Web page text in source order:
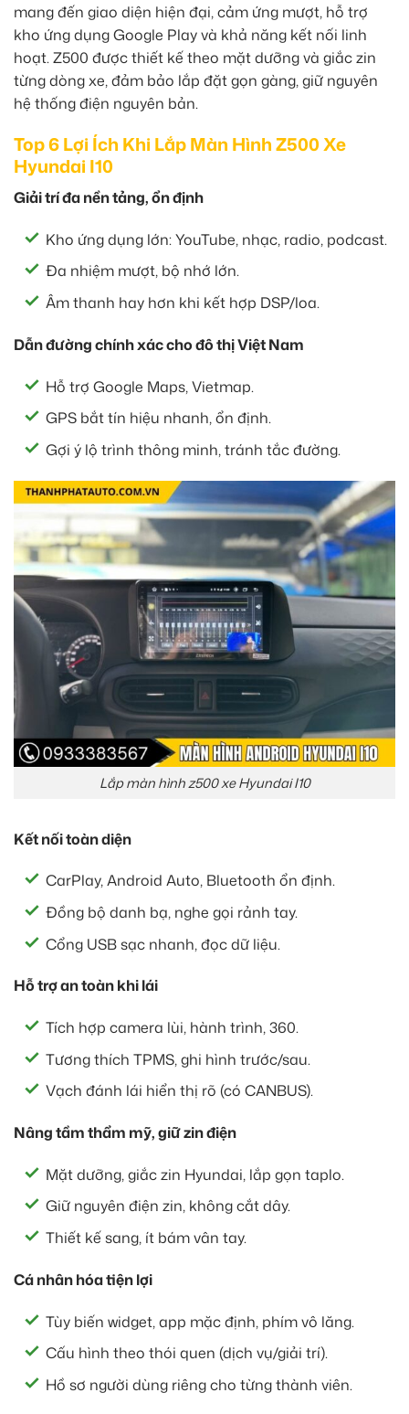
mang đến giao diện hiện đại, cảm ứng mượt, hỗ trợ
kho ứng dụng Google Play và khả năng kết nối linh
hoạt. Z500 được thiết kế theo mặt dưỡng và giắc zin
từng dòng xe, đảm bảo lắp đặt gọn gàng, giữ nguyên
hệ thống điện nguyên bản.
Top 6 Lợi Ích Khi Lắp Màn Hình Z500 Xe
Hyundai I10
Giải trí đa nền tảng, ổn định
Kho ứng dụng lớn: YouTube, nhạc, radio, podcast.
Đa nhiệm mượt, bộ nhớ lớn.
Âm thanh hay hơn khi kết hợp DSP/loa.
Dẫn đường chính xác cho đô thị Việt Nam
Hỗ trợ Google Maps, Vietmap.
GPS bắt tín hiệu nhanh, ổn định.
Gợi ý lộ trình thông minh, tránh tắc đường.
Lắp màn hình z500 xe Hyundai I10
Kết nối toàn diện
CarPlay, Android Auto, Bluetooth ổn định.
Đồng bộ danh bạ, nghe gọi rảnh tay.
Cổng USB sạc nhanh, đọc dữ liệu.
Hỗ trợ an toàn khi lái
Tích hợp camera lùi, hành trình, 360.
Tương thích TPMS, ghi hình trước/sau.
Vạch đánh lái hiển thị rõ (có CANBUS).
Nâng tầm thẩm mỹ, giữ zin điện
Mặt dưỡng, giắc zin Hyundai, lắp gọn taplo.
Giữ nguyên điện zin, không cắt dây.
Thiết kế sang, ít bám vân tay.
Cá nhân hóa tiện lợi
Tùy biến widget, app mặc định, phím vô lăng.
Cấu hình theo thói quen (dịch vụ/giải trí).
Hồ sơ người dùng riêng cho từng thành viên.